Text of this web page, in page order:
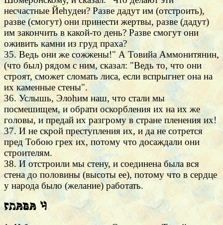
несчастные Йеhудеи? Разве дадут им (отстроить),
разве (смогут) они принести жертвы, разве (дадут)
им закончить в какой-то день? Разве смогут они
оживить камни из груд праха?
35. Ведь они же сожжены!" А Товийа Аммонитянин,
(что был) рядом с ним, сказал: "Ведь то, что они
строят, сможет сломать лиса, если вспрыгнет она на
их каменные стены".
36. Услышь, Элоhим наш, что стали мы
посмешищем, и обрати оскорбления их на их же
головы, и предай их разгрому в стране пленения их!
37. И не скрой преступления их, и да не сотрется
пред Тобою грех их, потому что досаждали они
строителям.
38. И отстроили мы стену, и соединена была вся
стена до половины (высоты ее), потому что в сердце
у народа было (желание) работать.
Глава 4